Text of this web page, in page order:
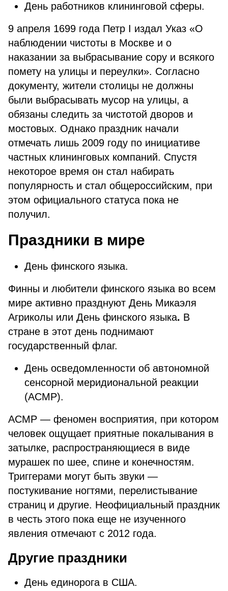
День работников клининговой сферы.
9 апреля 1699 года Петр I издал Указ «О
наблюдении чистоты в Москве и о
наказании за выбрасывание сору и всякого
помету на улицы и переулки». Согласно
документу, жители столицы не должны
были выбрасывать мусор на улицы, а
обязаны следить за чистотой дворов и
мостовых. Однако праздник начали
отмечать лишь 2009 году по инициативе
частных клининговых компаний. Спустя
некоторое время он стал набирать
популярность и стал общероссийским, при
этом официального статуса пока не
получил.
Праздники в мире
День финского языка.
Финны и любители финского языка во всем
мире активно празднуют День Микаэля
Агриколы или День финского языка. В
стране в этот день поднимают
государственный флаг.
День осведомленности об автономной
сенсорной меридиональной реакции
(АСМР).
АСМР — феномен восприятия, при котором
человек ощущает приятные покалывания в
затылке, распространяющиеся в виде
мурашек по шее, спине и конечностям.
Триггерами могут быть звуки —
постукивание ногтями, перелистывание
страниц и другие. Неофициальный праздник
в честь этого пока еще не изученного
явления отмечают с 2012 года.
Другие праздники
День единорога в США.